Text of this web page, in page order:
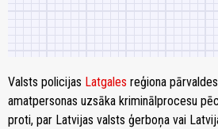
Valsts policijas Latgales reģiona
amatpersonas uzsāka kriminālprocesu
proti, par Latvijas valsts ģerboņa vai